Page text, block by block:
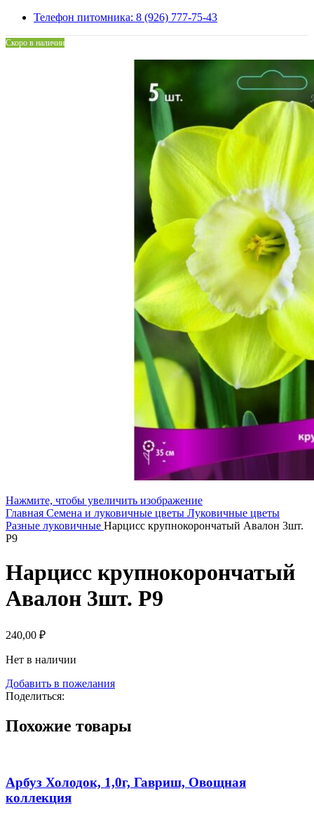
Телефон питомника: 8 (926) 777-75-43
Скоро в наличии
Нажмите, чтобы увеличить изображение
Главная Семена и луковичные цветы Луковичные цветы
Разные луковичные Нарцисс крупнокорончатый Авалон 3шт.
Р9
Нарцисс крупнокорончатый
Авалон 3шт. Р9
240,00 ₽
Нет в наличии
Добавить в пожелания
Поделиться:
Похожие товары
Арбуз Холодок, 1,0г, Гавриш, Овощная
коллекция